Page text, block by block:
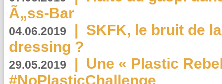
Ã„ss-Bar
04.06.2019 | SKFK, le bruit de
dressing ?
29.05.2019 | Une « Plastic
#NoPlasticChallenge